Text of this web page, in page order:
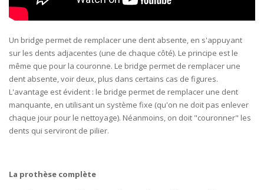
Un bridge permet de remplacer une dent absente, en s'appuyant
sur les dents adjacentes (une de chaque côté). Le principe est le
même que pour la couronne. Le bridge permet de remplacer une
dent absente, voir deux, plus dans certains cas de figures.
L'avantage est évident : le bridge permet de remplacer une dent
manquante, en utilisant un système fixe (qu'on ne doit pas enlever
chaque jour pour le nettoyage). Néanmoins, on doit "couronner" les
dents qui serviront de pilier.
La prothèse complète